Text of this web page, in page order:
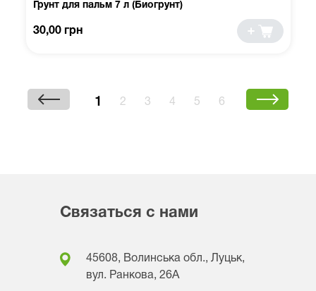
Грунт для пальм 7 л (Биогрунт)
30,00 грн
1 2 3 4 5 6
Связаться с нами
45608, Волинська обл., Луцьк,
вул. Ранкова, 26A